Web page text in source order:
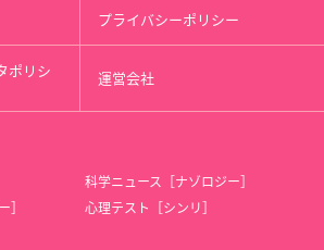
プライバシーポリシー
ポリシ 運営会社
科学ニュース［ナゾロジー］
心理テスト［シンリ］